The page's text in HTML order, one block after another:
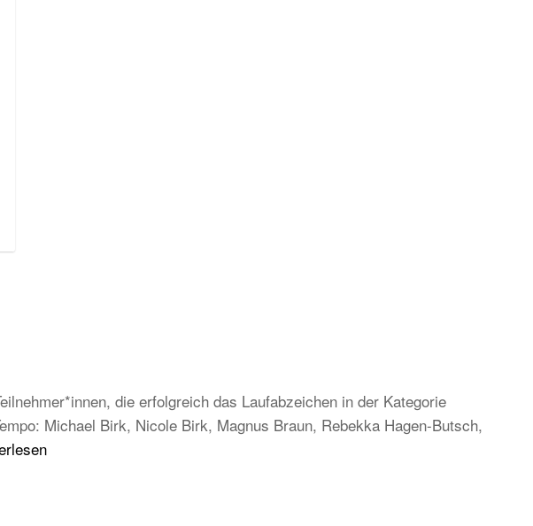
die erfolgreich das Laufabzeichen in der Kategorie
Michael Birk, Nicole Birk, Magnus Braun, Rebekka Hagen-Butsch,